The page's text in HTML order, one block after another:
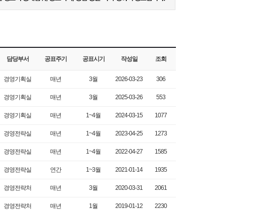
담당부서 공표주기 공표시기 작성일 조회
경영기획실 매년 3월 2026-03-23 306
경영기획실 매년 3월 2025-03-26 553
경영기획실 매년 1~4월 2024-03-15 1077
경영전략실 매년 1~4월 2023-04-25 1273
경영전략실 매년 1~4월 2022-04-27 1585
경영전략실 연간 1~3월 2021-01-14 1935
경영전략처 매년 3월 2020-03-31 2061
경영전략처 매년 1월 2019-01-12 2230